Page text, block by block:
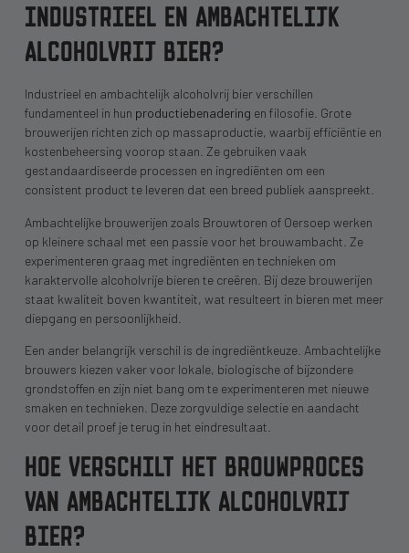
INDUSTRIEEL EN AMBACHTELIJK
ALCOHOLVRIJ BIER?
Industrieel en ambachtelijk alcoholvrij bier verschillen
fundamenteel in hun productiebenadering en filosofie. Grote
brouwerijen richten zich op massaproductie, waarbij efficiëntie en
kostenbeheersing voorop staan. Ze gebruiken vaak
gestandaardiseerde processen en ingrediënten om een
consistent product te leveren dat een breed publiek aanspreekt.
Ambachtelijke brouwerijen zoals Brouwtoren of Oersoep werken
op kleinere schaal met een passie voor het brouwambacht. Ze
experimenteren graag met ingrediënten en technieken om
karaktervolle alcoholvrije bieren te creëren. Bij deze brouwerijen
staat kwaliteit boven kwantiteit, wat resulteert in bieren met meer
diepgang en persoonlijkheid.
Een ander belangrijk verschil is de ingrediëntkeuze. Ambachtelijke
brouwers kiezen vaker voor lokale, biologische of bijzondere
grondstoffen en zijn niet bang om te experimenteren met nieuwe
smaken en technieken. Deze zorgvuldige selectie en aandacht
voor detail proef je terug in het eindresultaat.
HOE VERSCHILT HET BROUWPROCES
VAN AMBACHTELIJK ALCOHOLVRIJ
BIER?